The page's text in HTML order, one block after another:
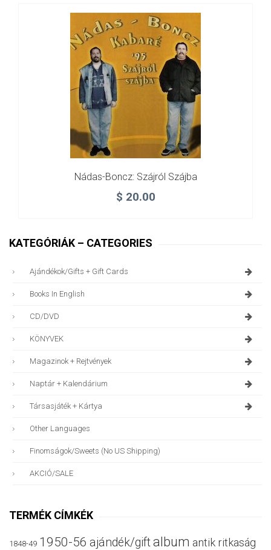
Nádas-Boncz: Szájról Szájba
$ 20.00
KATEGÓRIÁK – CATEGORIES
Ajándékok/gifts + Gift Cards
Books In English
CD/DVD
KÖNYVEK
Magazinok + Rejtvények
Naptár + Kalendárium
Társasjáték + Kártya
Other Languages
Finomságok/sweets (no US Shipping)
AKCIÓ/SALE
TERMÉK CÍMKÉK
1848-49 1950-56 ajándék/giftalbum antik ritkaság